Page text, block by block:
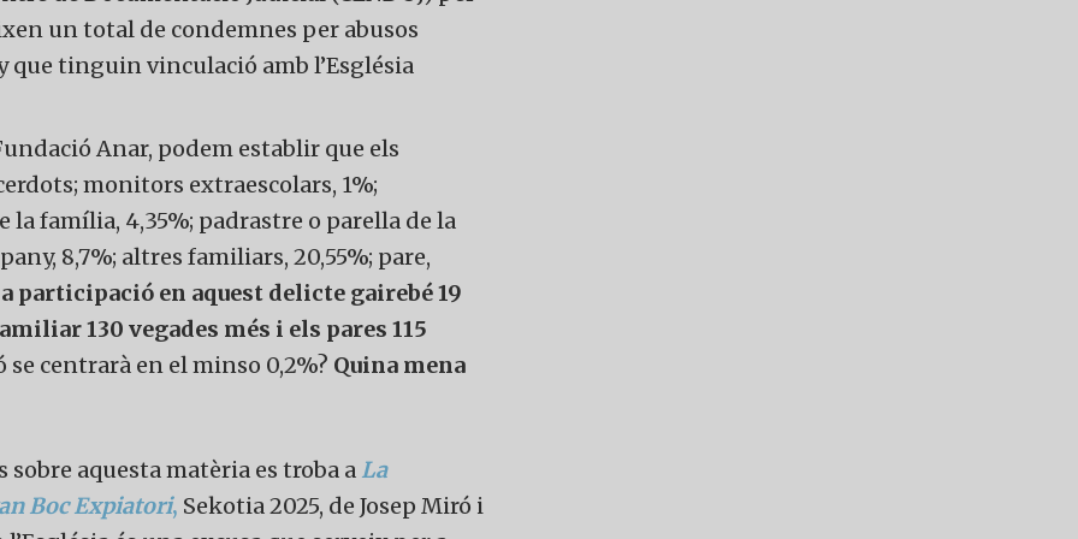
un total de condemnes per abusos
que tinguin vinculació amb l’Església
Anar, podem establir que els
monitors extraescolars, 1%;
la família, 4,35%; padrastre o parella de la
8,7%; altres familiars, 20,55%; pare,
participació en aquest delicte gairebé 19
130 vegades més i els pares 115
se centrarà en el minso 0,2%? Quina mena
aquesta matèria es troba a La
Boc Expiatori, Sekotia 2025, de Josep Miró i